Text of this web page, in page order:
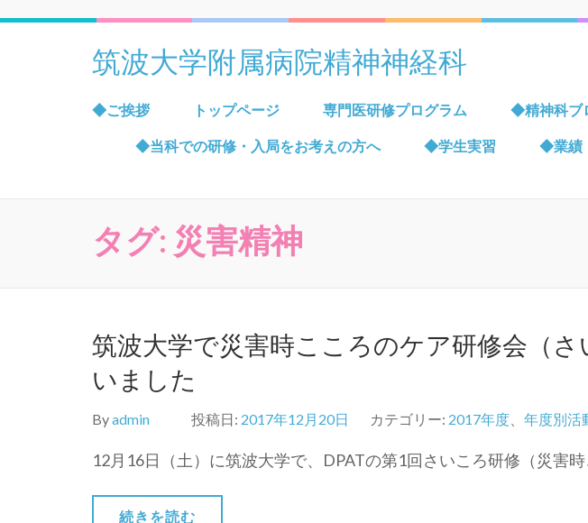
筑波大学附属病院精神神経科
◆ご挨拶 トップページ 専門医研修プログラム ◆精神科ブ
◆当科での研修・入局をお考えの方へ ◆学生実習 ◆業績
タグ: 災害精神
筑波大学で災害時こころのケア研修会（
いました
Byadmin 投稿日: 2017年12月20日 カテゴリー: 2017年度 年度別活
12月16日（土）に筑波大学で、DPATの第1回さいころ研修（災害
続きを読む